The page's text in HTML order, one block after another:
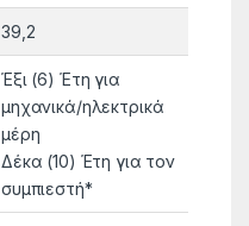
39,2
Έξι (6) Έτη για
μηχανικά/ηλεκτρικά
μέρη
Δέκα (10) Έτη για τον
συμπιεστή*